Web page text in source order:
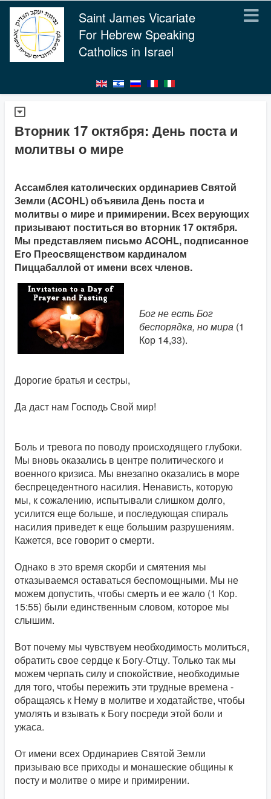
Saint James Vicariate
For Hebrew Speaking
Catholics in Israel
Вторник 17 октября: День поста и
молитвы о мире
Ассамблея католических ординариев Святой
Земли (ACOHL) объявила День поста и
молитвы о мире и примирении. Всех верующих
призывают поститься во вторник 17 октября.
Мы представляем письмо ACOHL, подписанное
Его Преосвященством кардиналом
Пиццабаллой от имени всех членов.
Бог не есть Бог
беспорядка, но мира(1
Кор 14,33).
Дорогие братья и сестры,
Да даст нам Господь Свой мир!
Боль и тревога по поводу происходящего глубоки.
Мы вновь оказались в центре политического и
военного кризиса. Мы внезапно оказались в море
беспрецедентного насилия. Ненависть, которую
мы, к сожалению, испытывали слишком долго,
усилится еще больше, и последующая спираль
насилия приведет к еще большим разрушениям.
Кажется, все говорит о смерти.
Однако в это время скорби и смятения мы
отказываемся оставаться беспомощными. Мы не
можем допустить, чтобы смерть и ее жало (1 Кор.
15:55) были единственным словом, которое мы
слышим.
Вот почему мы чувствуем необходимость молиться,
обратить свое сердце к Богу-Отцу. Только так мы
можем черпать силу и спокойствие, необходимые
для того, чтобы пережить эти трудные времена -
обращаясь к Нему в молитве и ходатайстве, чтобы
умолять и взывать к Богу посреди этой боли и
ужаса.
От имени всех Ординариев Святой Земли
призываю все приходы и монашеские общины к
посту и молитве о мире и примирении.